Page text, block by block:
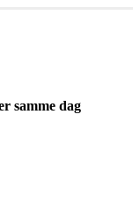
samme dag